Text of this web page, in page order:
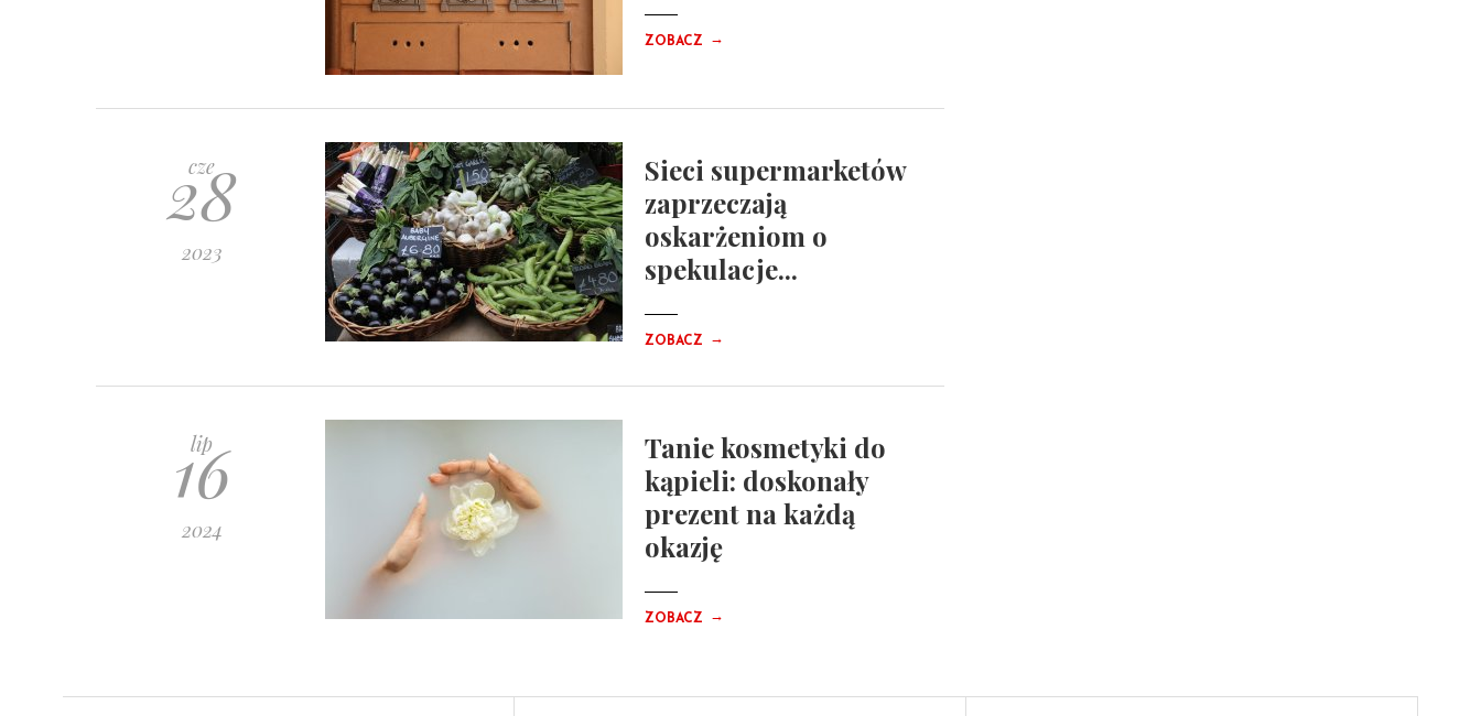
ZOBACZ →
cze
28
2023
Sieci supermarketów
zaprzeczają
oskarżeniom o
spekulacje...
ZOBACZ →
lip
16
2024
Tanie kosmetyki do
kąpieli: doskonały
prezent na każdą
okazję
ZOBACZ →